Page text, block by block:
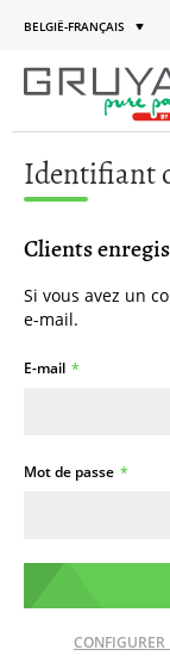
Langue
BELGIË-FRANÇAIS
Identifiant
Clients
Si vous avez un
e-mail.
E-mail
Mot de passe